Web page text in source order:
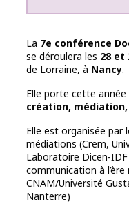
La 7e conférence
se déroulera les 28 et
de Lorraine, à Nancy.
Elle porte cette année
création,
Elle est organisée par
médiations (Crem,
Laboratoire Dicen-
communication à
CNAM/Université
Nanterre)